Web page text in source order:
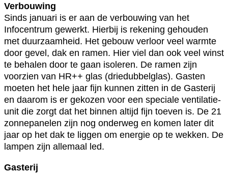
Verbouwing
Sinds januari is er aan de verbouwing van het
Infocentrum gewerkt. Hierbij is rekening gehouden
met duurzaamheid. Het gebouw verloor veel warmte
door gevel, dak en ramen. Hier viel dan ook veel winst
te behalen door te gaan isoleren. De ramen zijn
voorzien van HR++ glas (driedubbelglas). Gasten
moeten het hele jaar fijn kunnen zitten in de Gasterij
en daarom is er gekozen voor een speciale ventilatie-
unit die zorgt dat het binnen altijd fijn toeven is. De 21
zonnepanelen zijn nog onderweg en komen later dit
jaar op het dak te liggen om energie op te wekken. De
lampen zijn allemaal led.
Gasterij